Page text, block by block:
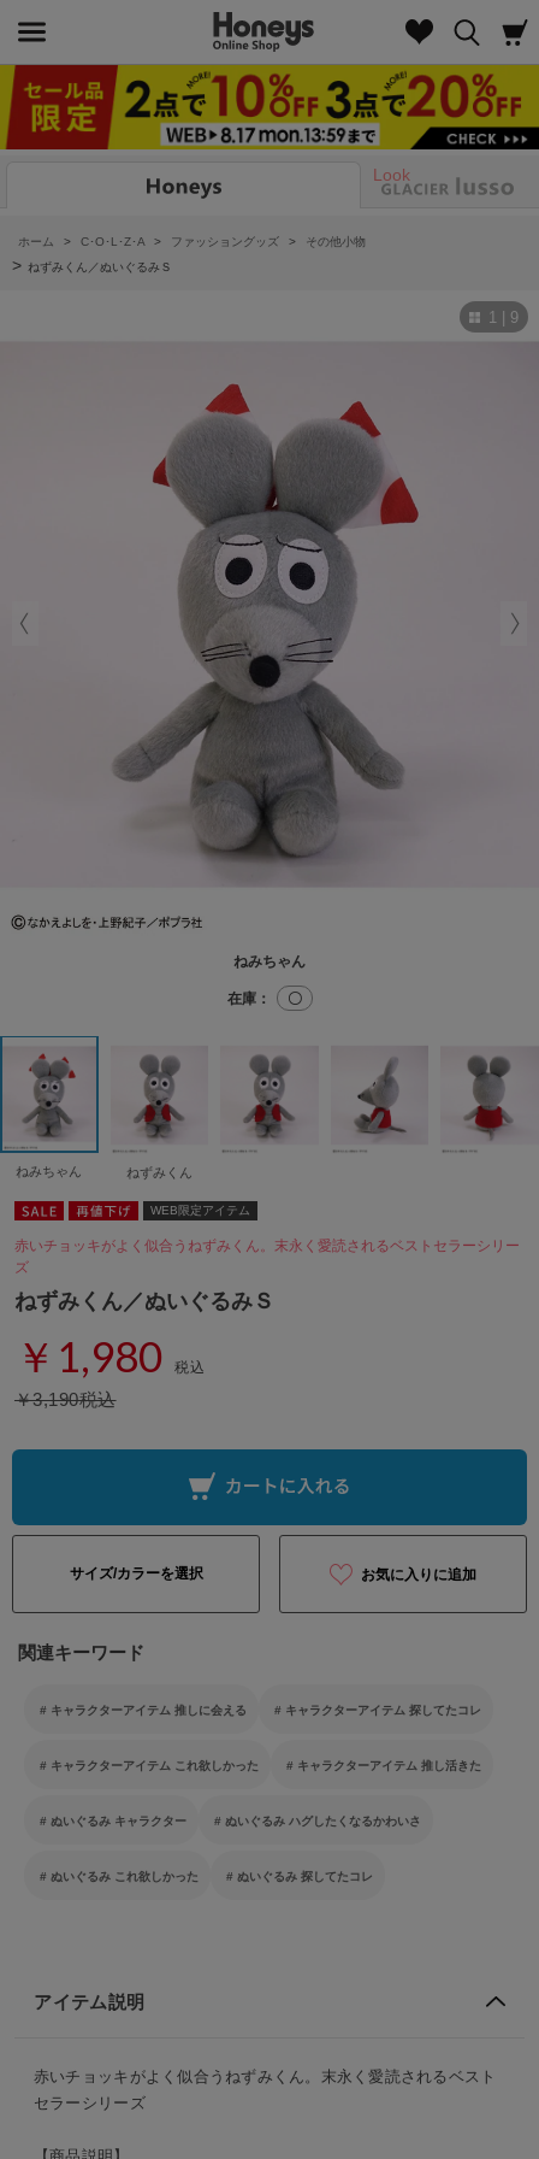
Look
ホーム > C･O･L･Z･A > ファッショングッズ > その他小物
> ねずみくん／ぬいぐるみＳ
1 | 9
ねみちゃん
在庫： 〇
ねみちゃん ねずみくん
WEB限定アイテム
赤いチョッキがよく似合うねずみくん。末永く愛読されるベストセラーシリー
ズ
ねずみくん／ぬいぐるみＳ
￥1,980 税込
￥3,190税込
サイズ/カラーを選択 お気に入りに追加
関連キーワード
キャラクターアイテム 推しに会える キャラクターアイテム 探してたコレ
キャラクターアイテム これ欲しかった キャラクターアイテム 推し活きた
ぬいぐるみ キャラクター ぬいぐるみ ハグしたくなるかわいさ
ぬいぐるみ これ欲しかった ぬいぐるみ 探してたコレ
アイテム説明
赤いチョッキがよく似合うねずみくん。末永く愛読されるベスト
セラーシリーズ